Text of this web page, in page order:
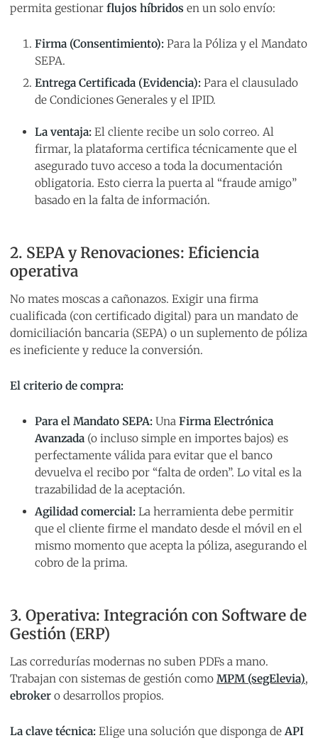
permita gestionar flujos híbridos en un solo envío:
Firma (Consentimiento): Para la Póliza y el Mandato
SEPA.
Entrega Certificada (Evidencia): Para el clausulado
de Condiciones Generales y el IPID.
La ventaja: El cliente recibe un solo correo. Al
firmar, la plataforma certifica técnicamente que el
asegurado tuvo acceso a toda la documentación
obligatoria. Esto cierra la puerta al “fraude amigo”
basado en la falta de información.
2. SEPA y Renovaciones: Eficiencia
operativa
No mates moscas a cañonazos. Exigir una firma
cualificada (con certificado digital) para un mandato de
domiciliación bancaria (SEPA) o un suplemento de póliza
es ineficiente y reduce la conversión.
El criterio de compra:
Para el Mandato SEPA: Una Firma Electrónica
Avanzada (o incluso simple en importes bajos) es
perfectamente válida para evitar que el banco
devuelva el recibo por “falta de orden”. Lo vital es la
trazabilidad de la aceptación.
Agilidad comercial: La herramienta debe permitir
que el cliente firme el mandato desde el móvil en el
mismo momento que acepta la póliza, asegurando el
cobro de la prima.
3. Operativa: Integración con Software de
Gestión (ERP)
Las corredurías modernas no suben PDFs a mano.
Trabajan con sistemas de gestión como MPM (segElevia),
ebroker o desarrollos propios.
La clave técnica: Elige una solución que disponga deAPI